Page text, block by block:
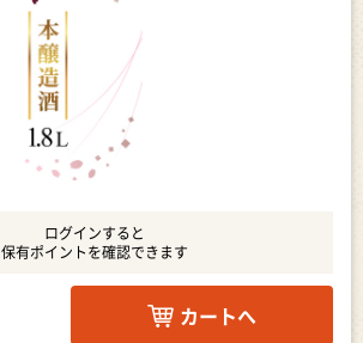
ログインすると
保有ポイントを確認できます
カートへ